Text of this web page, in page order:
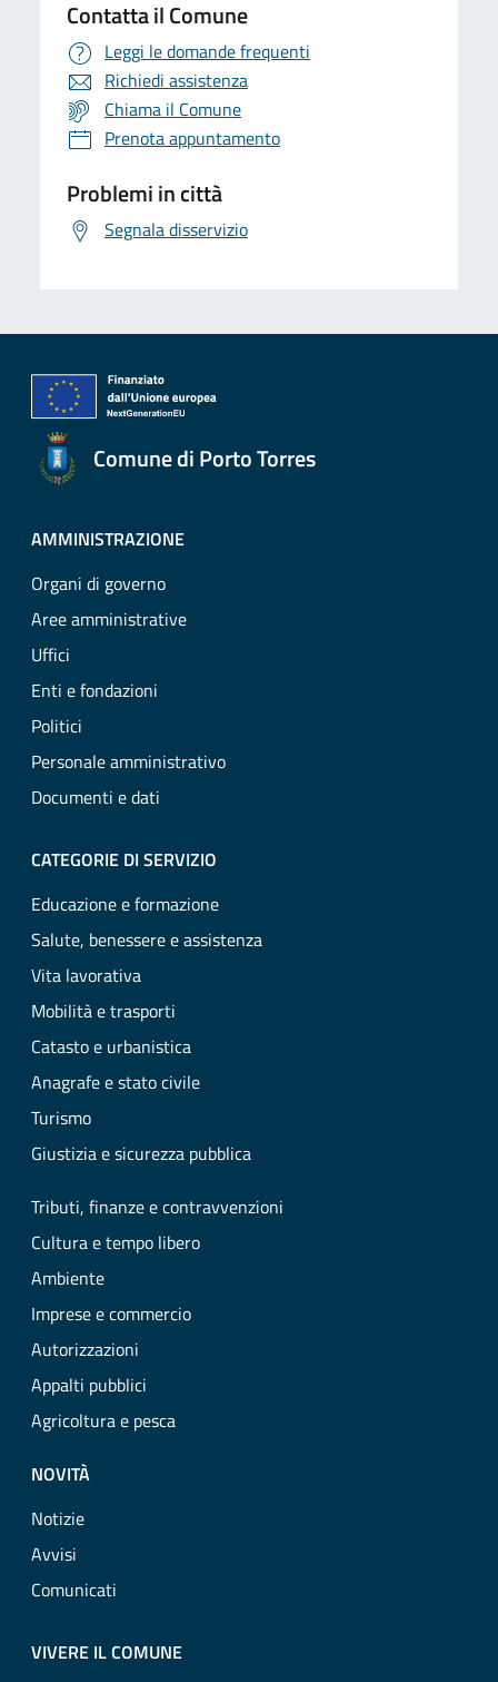
Contatta il Comune
Leggi le domande frequenti
Richiedi assistenza
Chiama il Comune
Prenota appuntamento
Problemi in città
Segnala disservizio
Comune di Porto Torres
AMMINISTRAZIONE
Organi di governo
Aree amministrative
Uffici
Enti e fondazioni
Politici
Personale amministrativo
Documenti e dati
CATEGORIE DI SERVIZIO
Educazione e formazione
Salute, benessere e assistenza
Vita lavorativa
Mobilità e trasporti
Catasto e urbanistica
Anagrafe e stato civile
Turismo
Giustizia e sicurezza pubblica
Tributi, finanze e contravvenzioni
Cultura e tempo libero
Ambiente
Imprese e commercio
Autorizzazioni
Appalti pubblici
Agricoltura e pesca
NOVITÀ
Notizie
Avvisi
Comunicati
VIVERE IL COMUNE